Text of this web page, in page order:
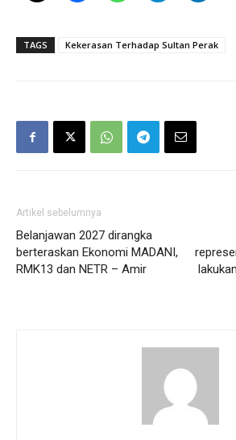
TAGS Kekerasan Terhadap Sultan Perak
Artikel sebelumnya
Belanjawan 2027 dirangka
berteraskan Ekonomi MADANI,
RMK13 dan NETR – Amir